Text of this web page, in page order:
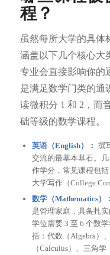
程？
虽然每所大学的具体
涵盖以下几个核心大
专业会直接影响你的
是满足数学门类的通
读微积分 1 和 2，而
础等级的数学课程。
英语（English）： 撰
交流的最基本基石。
作学分，常见课程包括
大学写作（College
数学（Mathematics）：
是管理家庭，具备扎
学位需要 3 至 6 个数
括：代数（Algebra）
（Calculus）、三角